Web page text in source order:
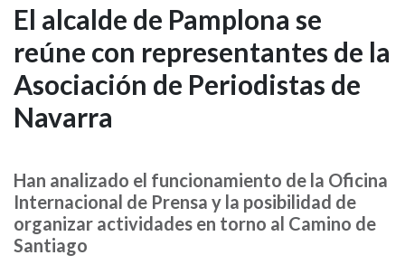
El
alcalde
de
Pamplona
se
reúne
con
El alcalde de Pamplona se
reúne con representantes de la
Asociación de Periodistas de
Navarra
Han analizado el funcionamiento de la Oficina
Internacional de Prensa y la posibilidad de
organizar actividades en torno al Camino de
Santiago